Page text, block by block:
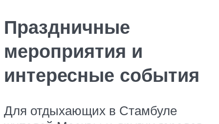
Праздничные
мероприятия и
интересные события
Для отдыхающих в Стамбуле